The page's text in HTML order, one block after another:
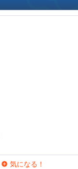
気になる！